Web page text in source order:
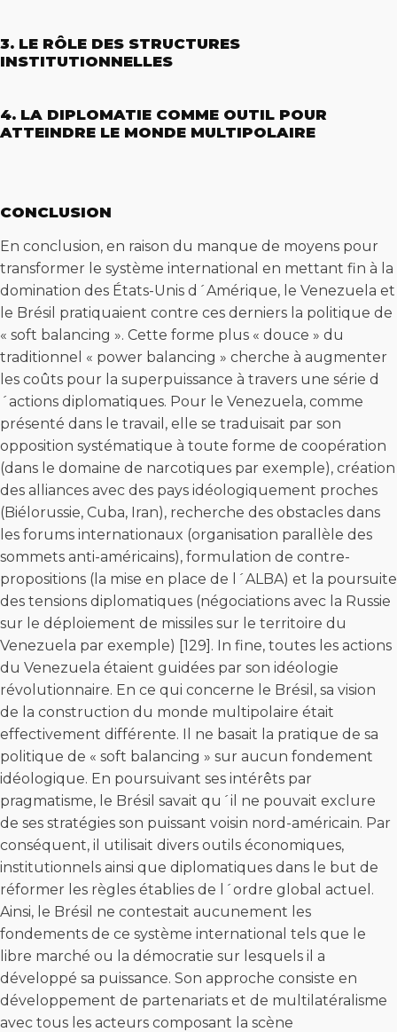
3. LE RÔLE DES STRUCTURES
INSTITUTIONNELLES
4. LA DIPLOMATIE COMME OUTIL POUR
ATTEINDRE LE MONDE MULTIPOLAIRE
CONCLUSION
En conclusion, en raison du manque de moyens pour
transformer le système international en mettant fin à la
domination des États-Unis d´Amérique, le Venezuela et
le Brésil pratiquaient contre ces derniers la politique de
« soft balancing ». Cette forme plus « douce » du
traditionnel « power balancing » cherche à augmenter
les coûts pour la superpuissance à travers une série d
´actions diplomatiques. Pour le Venezuela, comme
présenté dans le travail, elle se traduisait par son
opposition systématique à toute forme de coopération
(dans le domaine de narcotiques par exemple), création
des alliances avec des pays idéologiquement proches
(Biélorussie, Cuba, Iran), recherche des obstacles dans
les forums internationaux (organisation parallèle des
sommets anti-américains), formulation de contre-
propositions (la mise en place de l´ALBA) et la poursuite
des tensions diplomatiques (négociations avec la Russie
sur le déploiement de missiles sur le territoire du
Venezuela par exemple) [129]. In fine, toutes les actions
du Venezuela étaient guidées par son idéologie
révolutionnaire. En ce qui concerne le Brésil, sa vision
de la construction du monde multipolaire était
effectivement différente. Il ne basait la pratique de sa
politique de « soft balancing » sur aucun fondement
idéologique. En poursuivant ses intérêts par
pragmatisme, le Brésil savait qu´il ne pouvait exclure
de ses stratégies son puissant voisin nord-américain. Par
conséquent, il utilisait divers outils économiques,
institutionnels ainsi que diplomatiques dans le but de
réformer les règles établies de l´ordre global actuel.
Ainsi, le Brésil ne contestait aucunement les
fondements de ce système international tels que le
libre marché ou la démocratie sur lesquels il a
développé sa puissance. Son approche consiste en
développement de partenariats et de multilatéralisme
avec tous les acteurs composant la scène